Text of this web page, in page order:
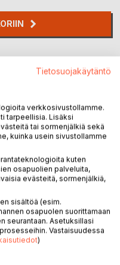
ostamani
Olin kävellyt
päivämatkan
neljän kilometrin
laatu ei varmaan
Tietosuojakäytäntö
verkkosivustollamme.
tarpeellisia. Lisäksi
tai sormenjälkiä sekä
kuinka usein sivustollamme
kuten
osapuolien palveluita,
evästeitä, sormenjälkiä,
sisältöä (esim.
osapuolen suorittamaan
seurantaan. Asetuksillasi
Vastaisuudessa
)